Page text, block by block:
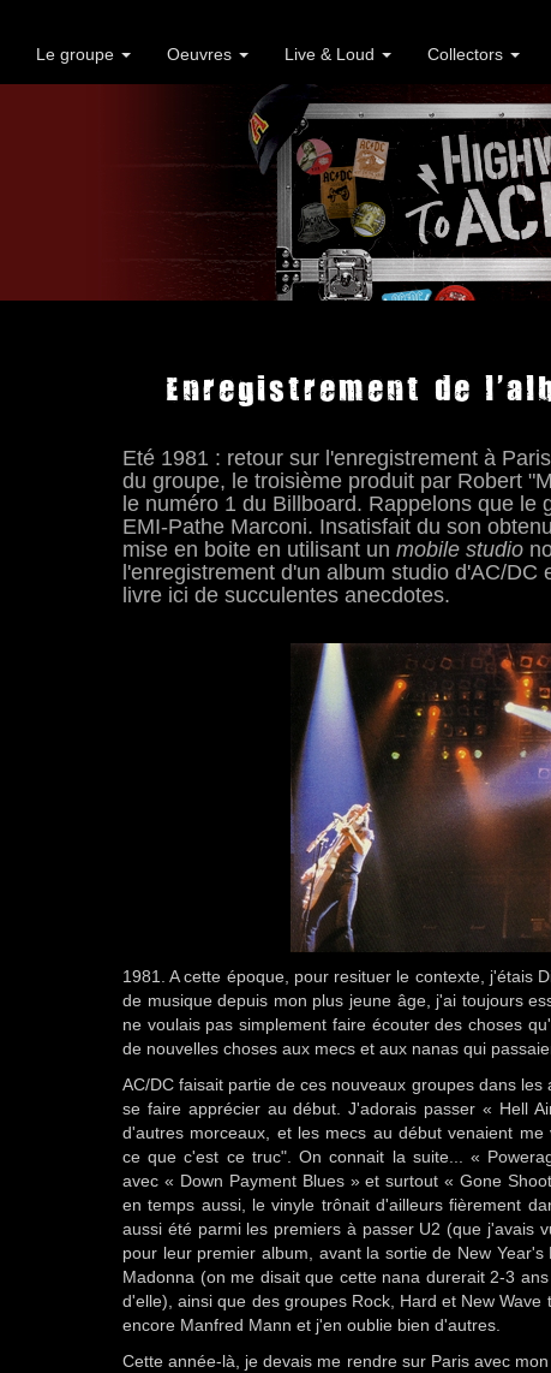
Le groupe Oeuvres Live & Loud Collectors
Enregistrement de
Eté 1981 : retour sur l'enregistrement à
du groupe, le troisième produit par Robert
le numéro 1 du Billboard. Rappelons que
EMI-Pathe Marconi. Insatisfait du son
mise en boite en utilisant un mobile studio
l'enregistrement d'un album studio d'AC/
livre ici de succulentes anecdotes.
1981. A cette époque, pour resituer le contexte, j'étais
de musique depuis mon plus jeune âge, j'ai toujours
ne voulais pas simplement faire écouter des choses
de nouvelles choses aux mecs et aux nanas qui
AC/DC faisait partie de ces nouveaux groupes dans
se faire apprécier au début. J'adorais passer « Hell
d'autres morceaux, et les mecs au début venaient
ce que c'est ce truc". On connait la suite... «
avec « Down Payment Blues » et surtout « Gone
en temps aussi, le vinyle trônait d'ailleurs fièrement
aussi été parmi les premiers à passer U2 (que j'avais
pour leur premier album, avant la sortie de New Year's
Madonna (on me disait que cette nana durerait 2-3
d'elle), ainsi que des groupes Rock, Hard et New
encore Manfred Mann et j'en oublie bien d'autres.
Cette année-là, je devais me rendre sur Paris avec